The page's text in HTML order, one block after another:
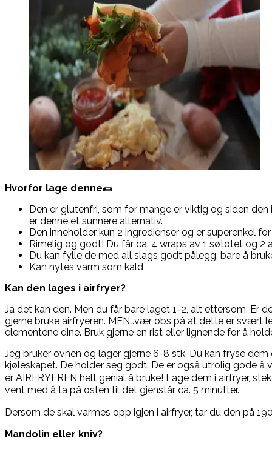
Hvorfor lage denne🌯
Den er glutenfri, som for mange er viktig og siden
er denne et sunnere alternativ.
Den inneholder kun 2 ingredienser og er superenkel
Rimelig og godt! Du får ca. 4 wraps av 1 søtotet og 2
Du kan fylle de med all slags godt pålegg, bare å
Kan nytes varm som kald
Kan den lages i airfryer?
Ja det kan den. Men du får bare laget 1-2, alt ettersom. Er
gjerne bruke airfryeren. MEN…vær obs på at dette er svært
elementene dine. Bruk gjerne en rist eller lignende for å
Jeg bruker ovnen og lager gjerne 6-8 stk. Du kan fryse
kjøleskapet. De holder seg godt. De er også utrolig gode å
er AIRFRYEREN helt genial å bruke! Lage dem i airfryer,
vent med å ta på osten til det gjenstår ca. 5 minutter.
Dersom de skal varmes opp igjen i airfryer, tar du den på
Mandolin eller kniv?